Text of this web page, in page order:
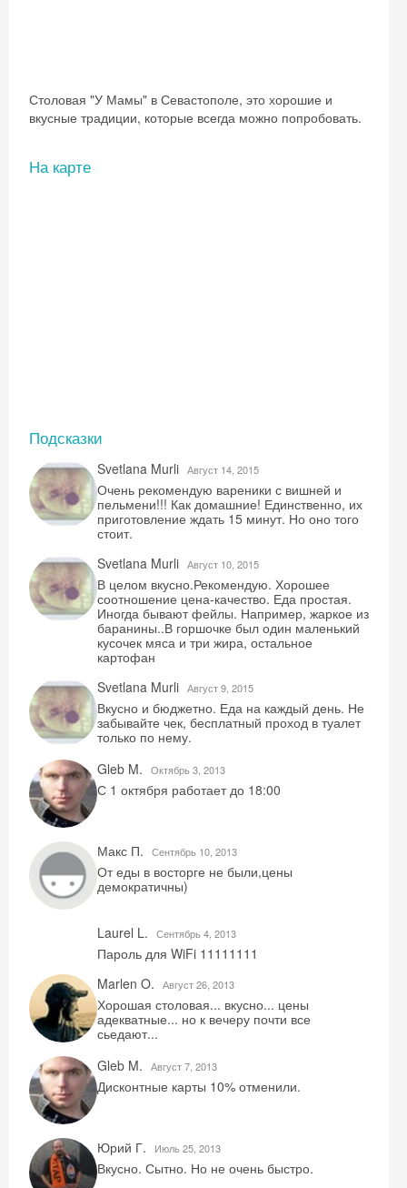
Столовая "У Мамы" в Севастополе, это хорошие и
вкусные традиции, которые всегда можно попробовать.
На карте
Подсказки
Svetlana Murli Август 14, 2015
Очень рекомендую вареники с вишней и
пельмени!!! Как домашние! Единственно, их
приготовление ждать 15 минут. Но оно того
стоит.
Svetlana Murli Август 10, 2015
В целом вкусно.Рекомендую. Хорошее
соотношение цена-качество. Еда простая.
Иногда бывают фейлы. Например, жаркое из
баранины..В горшочке был один маленький
кусочек мяса и три жира, остальное
картофан
Svetlana Murli Август 9, 2015
Вкусно и бюджетно. Еда на каждый день. Не
забывайте чек, бесплатный проход в туалет
только по нему.
Gleb M.
Октябрь 3, 2013
С 1 октября работает до 18:00
Макс П. Сентябрь 10, 2013
От еды в восторге не были,цены
демократичны)
Laurel L. Сентябрь 4, 2013
Пароль для WiFi 11111111
Marlen O.
Август 26, 2013
Хорошая столовая... вкусно... цены
адекватные... но к вечеру почти все
сьедают...
Gleb M.
Август 7, 2013
Дисконтные карты 10% отменили.
Юрий Г. Июль 25, 2013
Вкусно. Сытно. Но не очень быстро.
Скидка −5%
промокод на первое бронирование!
Получить промокод